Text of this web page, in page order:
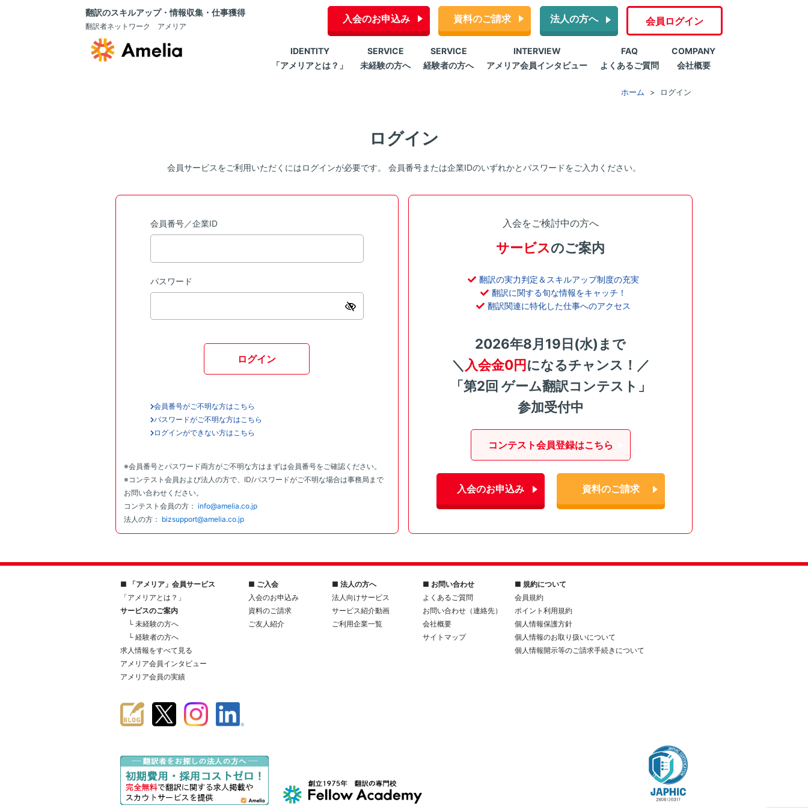
翻訳のスキルアップ・情報収集・仕事獲得
翻訳者ネットワーク アメリア
入会のお申込み 資料のご請求 法人の方へ 会員ログイン
IDENTITY
「アメリアとは？」
SERVICE
未経験の方へ
SERVICE
経験者の方へ
INTERVIEW
アメリア会員インタビュー
FAQ
よくあるご質問
COMPANY
会社概要
ホーム ログイン
ログイン
会員サービスをご利用いただくにはログインが必要です。 会員番号または企業IDのいずれかとパスワードをご入力ください。
会員番号／企業ID
パスワード
ログイン
会員番号がご不明な方はこちら
パスワードがご不明な方はこちら
ログインができない方はこちら
※会員番号とパスワード両方がご不明な方はまずは会員番号をご確認ください。
※コンテスト会員および法人の方で、ID/パスワードがご不明な場合は事務局まで
お問い合わせください。
コンテスト会員の方： info@amelia.co.jp
法人の方： bizsupport@amelia.co.jp
入会をご検討中の方へ
サービスのご案内
翻訳の実力判定＆スキルアップ制度の充実
翻訳に関する旬な情報をキャッチ！
翻訳関連に特化した仕事へのアクセス
2026年8月19日(水)まで
＼ 入会金0円になるチャンス！／
「第2回 ゲーム翻訳コンテスト」
参加受付中
コンテスト会員登録はこちら
入会のお申込み 資料のご請求
■ 「アメリア」会員サービス
「アメリアとは？」
サービスのご案内
└ 未経験の方へ
└ 経験者の方へ
求人情報をすべて見る
アメリア会員インタビュー
アメリア会員の実績
■ ご入会
入会のお申込み
資料のご請求
ご友人紹介
■ 法人の方へ
法人向けサービス
サービス紹介動画
ご利用企業一覧
■ お問い合わせ
よくあるご質問
お問い合わせ（連絡先）
会社概要
サイトマップ
■ 規約について
会員規約
ポイント利用規約
個人情報保護方針
個人情報のお取り扱いについて
個人情報開示等のご請求手続きについて